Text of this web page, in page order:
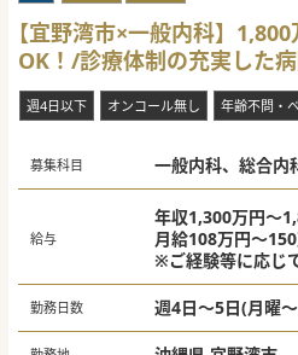
【宜野湾市×一般内科】
OK！/診療体制の充実した病
週4日以下 オンコール無し 年齢不問・
募集科目 一般内科、総合内
給与
年収1,300万円～
月給108万円～
※ご経験等に応じ
勤務日数 週4日～5日(月曜